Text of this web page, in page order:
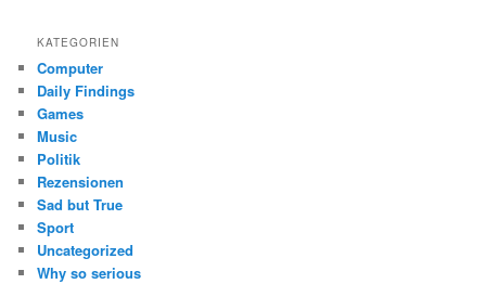
KATEGORIEN
Computer
Daily Findings
Games
Music
Politik
Rezensionen
Sad but True
Sport
Uncategorized
Why so serious